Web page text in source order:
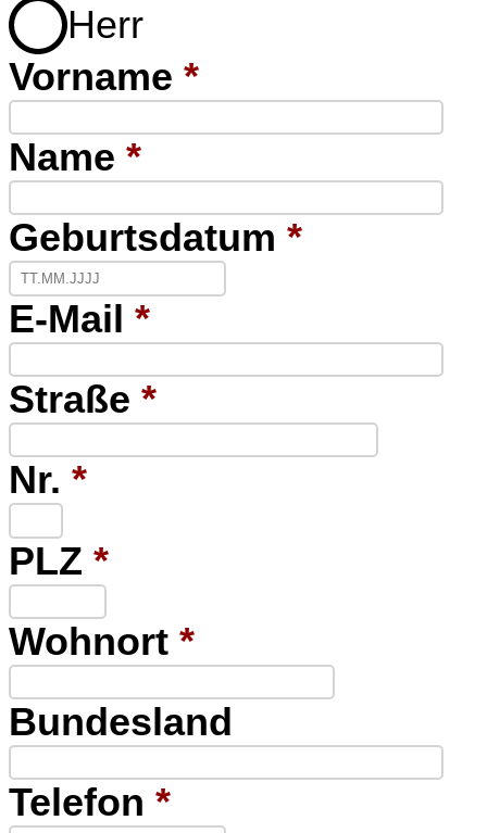
Herr
Vorname *
Name *
Geburtsdatum *
E-Mail *
Straße *
Nr. *
PLZ *
Wohnort *
Bundesland
Telefon *